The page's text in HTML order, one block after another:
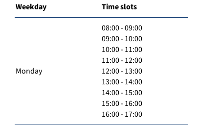
Weekday Time slots
Monday
08:00 - 09:00
09:00 - 10:00
10:00 - 11:00
11:00 - 12:00
12:00 - 13:00
13:00 - 14:00
14:00 - 15:00
15:00 - 16:00
16:00 - 17:00